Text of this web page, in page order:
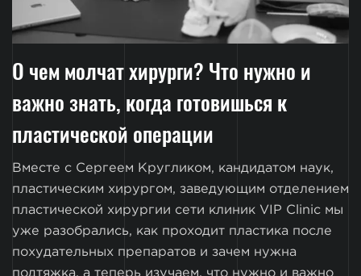
О чем молчат хирурги? Что нужно и
важно знать, когда готовишься к
пластической операции
Вместе с Сергеем Кругликом, кандидатом наук,
пластическим хирургом, заведующим отделением
пластической хирургии сети клиник VIP Clinic мы
уже разобрались, как проходит пластика после
похудательных препаратов и зачем нужна
подтяжка, а теперь изучаем, что нужно и важно